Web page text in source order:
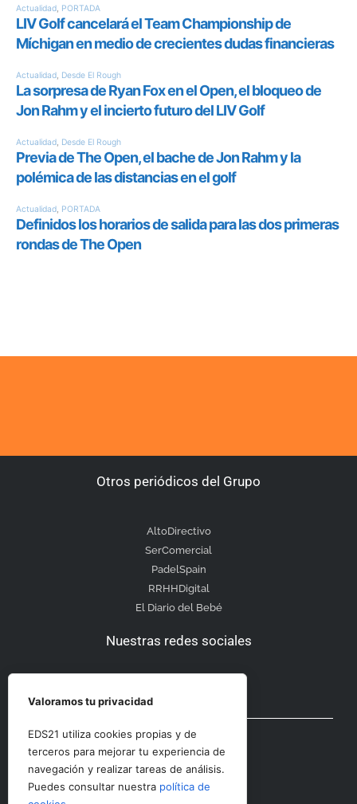
Otros periódicos del Grupo
AltoDirectivo
SerComercial
PadelSpain
RRHHDigital
El Diario del Bebé
Nuestras redes sociales
Otras secciones
Contacto
Valoramos tu privacidad
EDS21 utiliza cookies propias y de
terceros para mejorar tu experiencia de
navegación y realizar tareas de análisis.
Puedes consultar nuestra política de